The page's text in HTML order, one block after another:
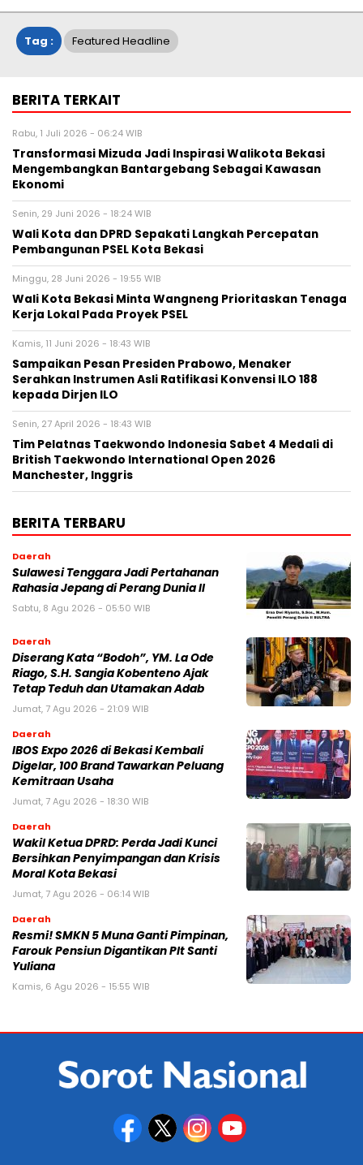
Tag : Featured Headline
BERITA TERKAIT
Rabu, 1 Juli 2026 - 06:24 WIB
Transformasi Mizuda Jadi Inspirasi Walikota Bekasi
Mengembangkan Bantargebang Sebagai Kawasan
Ekonomi
Senin, 29 Juni 2026 - 18:24 WIB
Wali Kota dan DPRD Sepakati Langkah Percepatan
Pembangunan PSEL Kota Bekasi
Minggu, 28 Juni 2026 - 19:55 WIB
Wali Kota Bekasi Minta Wangneng Prioritaskan Tenaga
Kerja Lokal Pada Proyek PSEL
Kamis, 11 Juni 2026 - 18:43 WIB
Sampaikan Pesan Presiden Prabowo, Menaker
Serahkan Instrumen Asli Ratifikasi Konvensi ILO 188
kepada Dirjen ILO
Senin, 27 April 2026 - 18:43 WIB
Tim Pelatnas Taekwondo Indonesia Sabet 4 Medali di
British Taekwondo International Open 2026
Manchester, Inggris
BERITA TERBARU
Daerah
Sulawesi Tenggara Jadi Pertahanan
Rahasia Jepang di Perang Dunia II
Sabtu, 8 Agu 2026 - 05:50 WIB
Daerah
Diserang Kata “Bodoh”, YM. La Ode
Riago, S.H. Sangia Kobenteno Ajak
Tetap Teduh dan Utamakan Adab
Jumat, 7 Agu 2026 - 21:09 WIB
Daerah
IBOS Expo 2026 di Bekasi Kembali
Digelar, 100 Brand Tawarkan Peluang
Kemitraan Usaha
Jumat, 7 Agu 2026 - 18:30 WIB
Daerah
Wakil Ketua DPRD: Perda Jadi Kunci
Bersihkan Penyimpangan dan Krisis
Moral Kota Bekasi
Jumat, 7 Agu 2026 - 06:14 WIB
Daerah
Resmi! SMKN 5 Muna Ganti Pimpinan,
Farouk Pensiun Digantikan Plt Santi
Yuliana
Kamis, 6 Agu 2026 - 15:55 WIB